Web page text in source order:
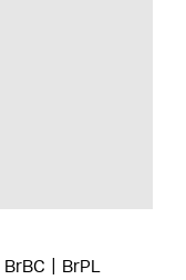
BrBC BrPL